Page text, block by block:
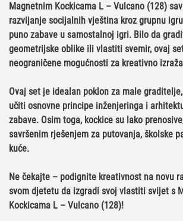
Magnetnim Kockicama L – Vulcano (128)
razvijanje socijalnih vještina kroz grupnu
puno zabave u samostalnoj igri. Bilo da
geometrijske oblike ili vlastiti svemir, ovaj
neograničene mogućnosti za kreativno
Ovaj set je idealan poklon za male graditelje
učiti osnovne principe inženjeringa i
zabave. Osim toga, kockice su lako
savršenim rješenjem za putovanja, školske
kuće.
Ne čekajte – podignite kreativnost na novu
svom djetetu da izgradi svoj vlastiti svijet s
Kockicama L – Vulcano (128)!